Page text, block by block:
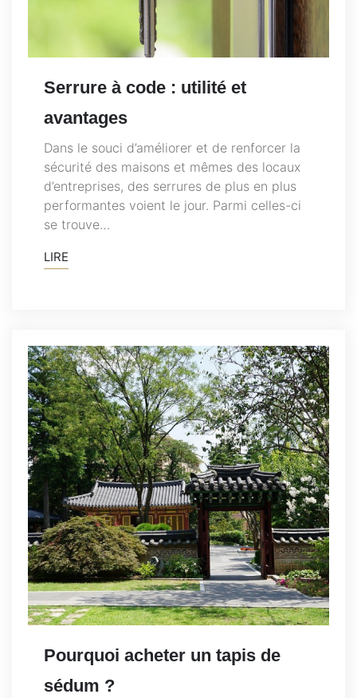
Serrure à code : utilité et
avantages
Dans le souci d’améliorer et de renforcer la
sécurité des maisons et mêmes des locaux
d’entreprises, des serrures de plus en plus
performantes voient le jour. Parmi celles-ci
se trouve…
LIRE
Pourquoi acheter un tapis de
sédum ?